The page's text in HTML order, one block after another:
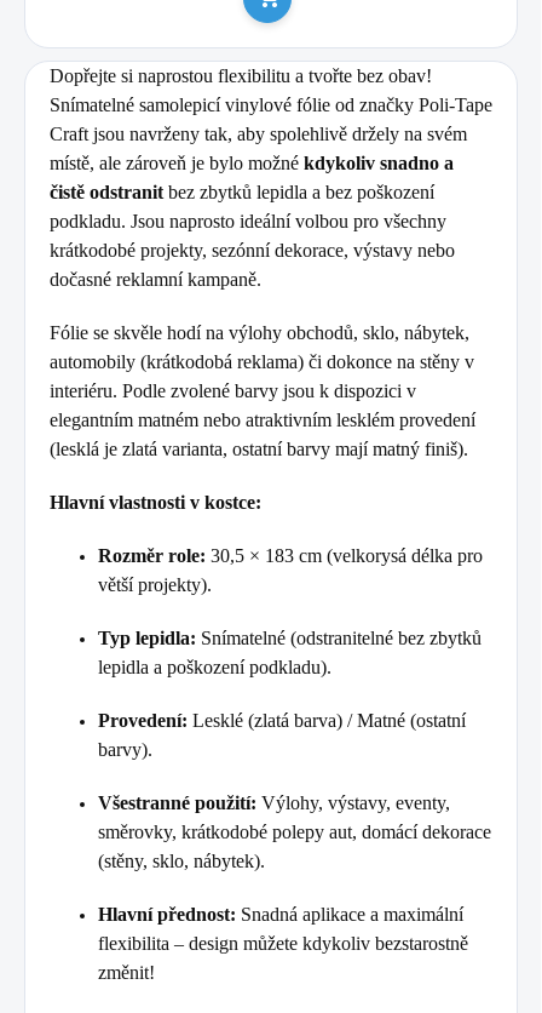
Do košíku
Dopřejte si naprostou flexibilitu a tvořte bez obav!
Snímatelné samolepicí vinylové fólie od značky Poli-Tape
Craft jsou navrženy tak, aby spolehlivě držely na svém
místě, ale zároveň je bylo možné kdykoliv snadno a
čistě odstranitbez zbytků lepidla a bez poškození
podkladu. Jsou naprosto ideální volbou pro všechny
krátkodobé projekty, sezónní dekorace, výstavy nebo
dočasné reklamní kampaně.
Fólie se skvěle hodí na výlohy obchodů, sklo, nábytek,
automobily (krátkodobá reklama) či dokonce na stěny v
interiéru. Podle zvolené barvy jsou k dispozici v
elegantním matném nebo atraktivním lesklém provedení
(lesklá je zlatá varianta, ostatní barvy mají matný finiš).
Hlavní vlastnosti v kostce:
Rozměr role: 30,5 × 183 cm (velkorysá délka pro
větší projekty).
Typ lepidla: Snímatelné (odstranitelné bez zbytků
lepidla a poškození podkladu).
Provedení: Lesklé (zlatá barva) / Matné (ostatní
barvy).
Všestranné použití: Výlohy, výstavy, eventy,
směrovky, krátkodobé polepy aut, domácí dekorace
(stěny, sklo, nábytek).
Hlavní přednost: Snadná aplikace a maximální
flexibilita – design můžete kdykoliv bezstarostně
změnit!